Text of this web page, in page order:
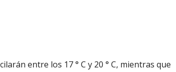
entre los 17 ° C y 20 ° C, mientras que